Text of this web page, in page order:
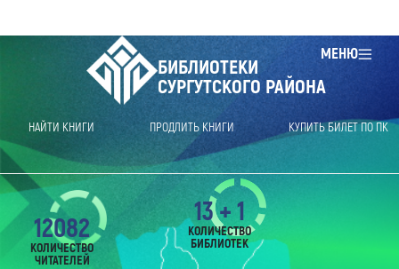
МЕНЮ
БИБЛИОТЕКИ
СУРГУТСКОГО РАЙОНА
НАЙТИ КНИГИ ПРОДЛИТЬ КНИГИ КУПИТЬ БИЛЕТ ПО ПК
12082
КОЛИЧЕСТВО
ЧИТАТЕЛЕЙ
13 + 1
КОЛИЧЕСТВО
БИБЛИОТЕК